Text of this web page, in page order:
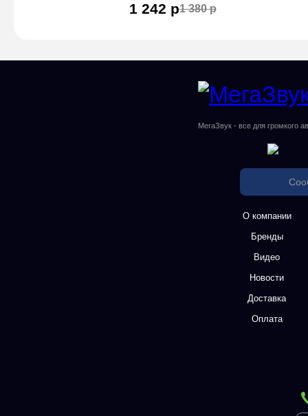
1 242 р1 380 р
МегаЗвук - все для громкого
О компании
Бренды
Видео
Новости
Доставка
Оплата